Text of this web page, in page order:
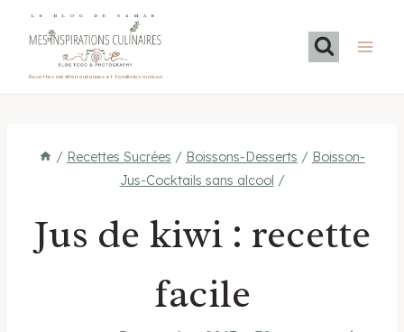
LE BLOG DE SAMAR
Recettes méditerranéennes et familiales maison
/ Recettes Sucrées / Boissons-Desserts / Boisson-
Jus-Cocktails sans alcool /
Jus de kiwi : recette
facile